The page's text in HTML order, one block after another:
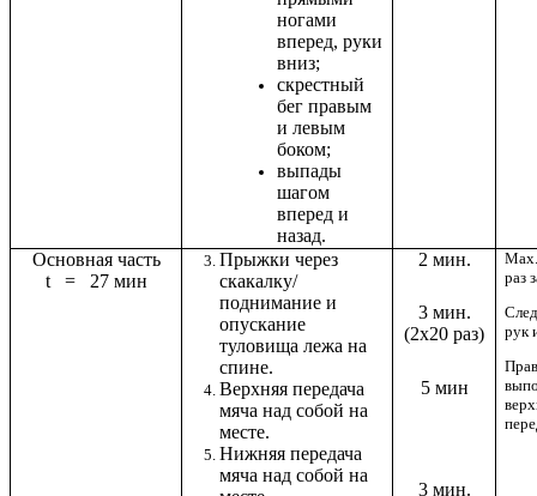
ногами
вперед, руки
вниз;
скрестный
бег правым
и левым
боком;
выпады
шагом
вперед и
назад.
Основная часть
t = 27 мин
Прыжки через
скакалку/
поднимание и
опускание
туловища лежа на
спине.
Верхняя передача
мяча над собой на
месте.
Нижняя передача
мяча над собой на
2 мин.
3 мин.
(2х20 раз)
5 мин
3 мин.
раз
рук